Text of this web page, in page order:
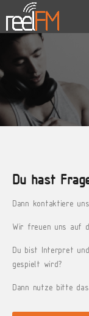
Du hast
Dann kontaktiere
Wir freuen uns auf
Du bist Interpret
gespielt wird?
Dann nutze bitte